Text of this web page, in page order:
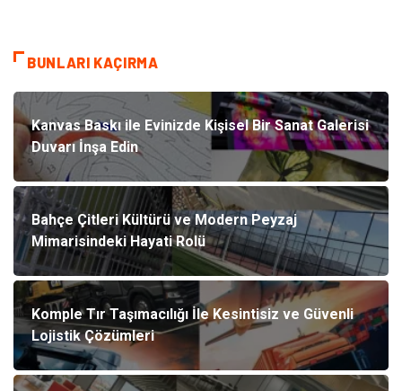
BUNLARI KAÇIRMA
Kanvas Baskı ile Evinizde Kişisel Bir Sanat Galerisi
Duvarı İnşa Edin
Bahçe Çitleri Kültürü ve Modern Peyzaj
Mimarisindeki Hayati Rolü
Komple Tır Taşımacılığı İle Kesintisiz ve Güvenli
Lojistik Çözümleri